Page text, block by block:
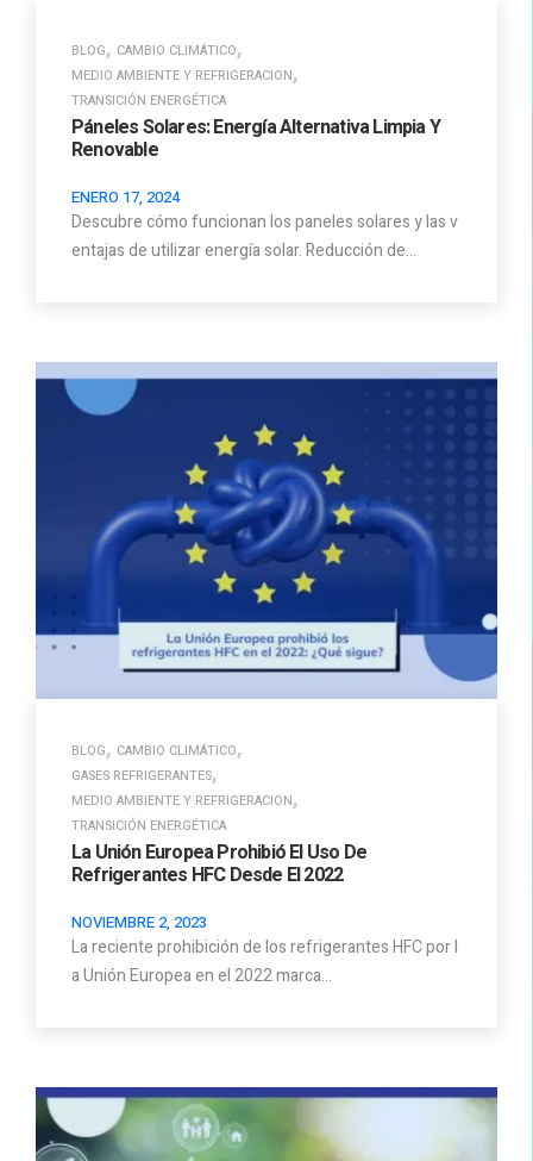
BLOG, CAMBIO CLIMÁTICO,
MEDIO AMBIENTE Y REFRIGERACION,
TRANSICIÓN ENERGÉTICA
Páneles Solares: Energía Alternativa Limpia Y
Renovable
ENERO 17, 2024
Descubre cómo funcionan los paneles solares y las v
entajas de utilizar energía solar. Reducción de…
BLOG, CAMBIO CLIMÁTICO,
GASES REFRIGERANTES,
MEDIO AMBIENTE Y REFRIGERACION,
TRANSICIÓN ENERGÉTICA
La Unión Europea Prohibió El Uso De
Refrigerantes HFC Desde El 2022
NOVIEMBRE 2, 2023
La reciente prohibición de los refrigerantes HFC por l
a Unión Europea en el 2022 marca…